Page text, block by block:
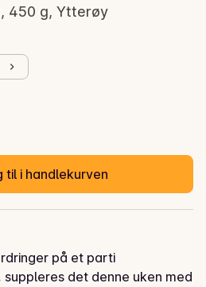
450 g, Ytterøy
til i handlekurven
på et parti
det denne uken med